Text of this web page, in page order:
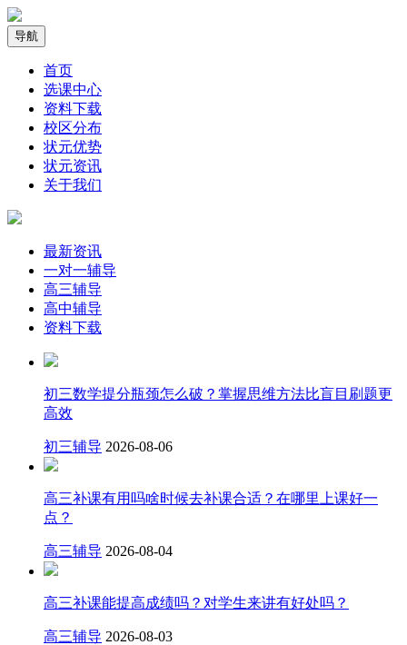
导航
首页
选课中心
资料下载
校区分布
状元优势
状元资讯
关于我们
最新资讯
一对一辅导
高三辅导
高中辅导
资料下载
​初三数学提分瓶颈怎么破？掌握思维方法比盲目刷题更
高效
初三辅导 2026-08-06
高三补课有用吗啥时候去补课合适？在哪里上课好一
点？
高三辅导 2026-08-04
高三补课能提高成绩吗？对学生来讲有好处吗？
高三辅导 2026-08-03